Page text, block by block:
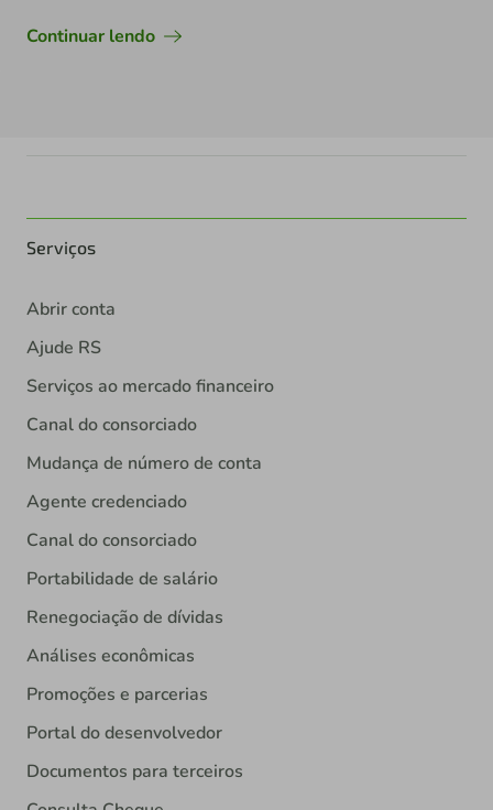
Continuar lendo
Serviços
Abrir conta
Ajude RS
Serviços ao mercado financeiro
Canal do consorciado
Mudança de número de conta
Agente credenciado
Canal do consorciado
Portabilidade de salário
Renegociação de dívidas
Análises econômicas
Promoções e parcerias
Portal do desenvolvedor
Documentos para terceiros